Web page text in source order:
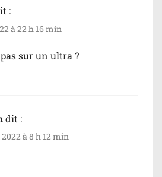
:
à 22 h 16 min
sur un ultra ?
dit :
à 8 h 12 min